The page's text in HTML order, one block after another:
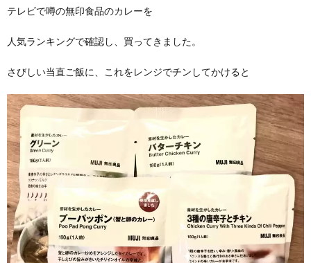
テレビで噂の無印食品のカレーを
人気ランキングで確認し、買ってきました。
さびしい当直ご飯に、これをレンジでチンしてかけると